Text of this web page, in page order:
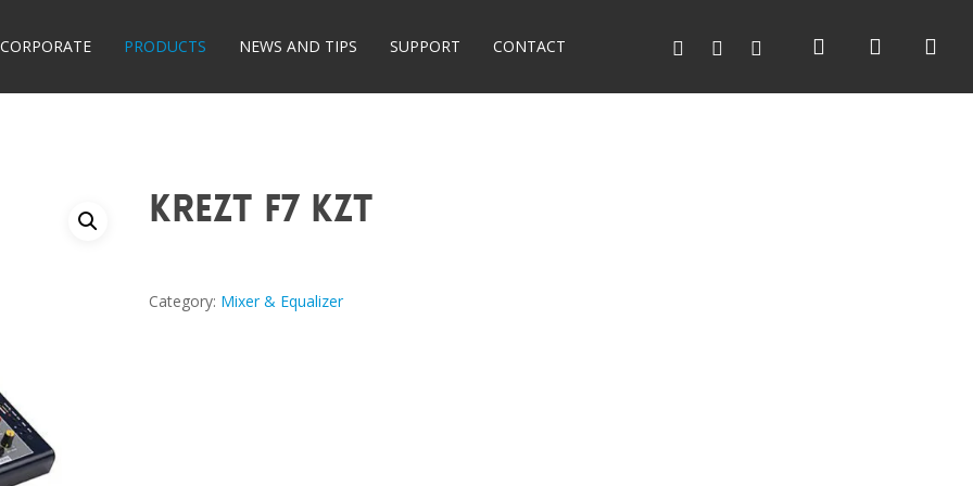
CORPORATE PRODUCTS NEWS AND TIPS SUPPORT CONTACT facebookyoutubeinstagram search account
KREZT F7 KZT
Category: Mixer & Equalizer